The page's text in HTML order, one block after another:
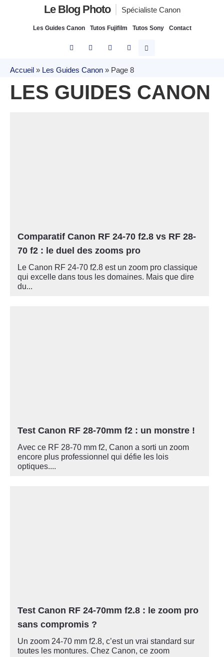
Le Blog Photo Spécialiste Canon
Les Guides Canon Tutos Fujifilm Tutos Sony Contact
Accueil » Les Guides Canon » Page 8
LES GUIDES CANON
Comparatif Canon RF 24-70 f2.8 vs RF 28-
70 f2 : le duel des zooms pro
Le Canon RF 24-70 f2.8 est un zoom pro classique
qui excelle dans tous les domaines. Mais que dire
du...
Test Canon RF 28-70mm f2 : un monstre !
Avec ce RF 28-70 mm f2, Canon a sorti un zoom
encore plus professionnel qui défie les lois
optiques....
Test Canon RF 24-70mm f2.8 : le zoom pro
sans compromis ?
Un zoom 24-70 mm f2.8, c’est un vrai standard sur
toutes les montures. Chez Canon, ce zoom